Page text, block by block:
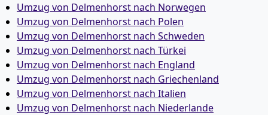
Umzug von Delmenhorst nach Norwegen
Umzug von Delmenhorst nach Polen
Umzug von Delmenhorst nach Schweden
Umzug von Delmenhorst nach Türkei
Umzug von Delmenhorst nach England
Umzug von Delmenhorst nach Griechenland
Umzug von Delmenhorst nach Italien
Umzug von Delmenhorst nach Niederlande